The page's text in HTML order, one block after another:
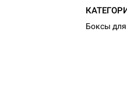
Боксы для
игра Hobby World Журнал
Спецвыпуск: Братья